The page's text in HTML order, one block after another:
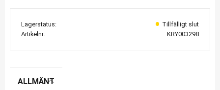
Lagerstatus
Artikelnr
KRY003298
ALLMÄNT